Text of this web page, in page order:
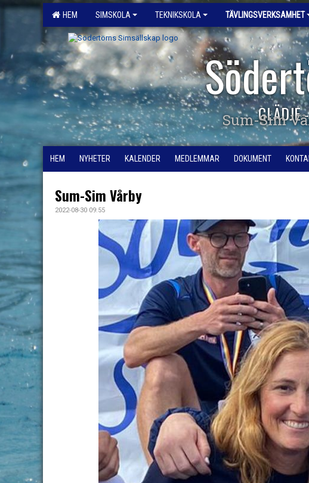
HEM SIMSKOLA TEKNIKSKOLA TÄVLINGSVERKSAMHET
GLÄDJE
Sum-Sim
HEM NYHETER KALENDER MEDLEMMAR DOKUMENT
Sum-Sim Vårby
2022-08-30 09:55